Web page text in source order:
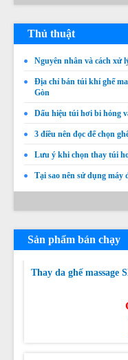
Thủ thuật
Nguyên nhân và cách xử
Địa chỉ bán túi khí ghế
Gòn
Dấu hiệu túi hơi bi hỏng
3 điều nên đọc để chọn
Lưu ý khi chọn thay túi
Tại sao nên sử dụng máy
Sản phẩm bán chạy
Thay da thay
Thay da ghế